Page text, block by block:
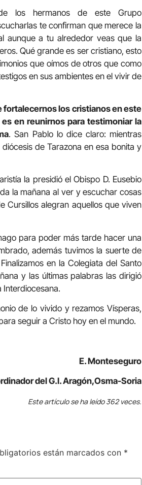
los hermanos de este Grupo
te confirman que merece la
aunque a tu alrededor veas que la
Qué grande es ser cristiano, esto
que oímos de otros que como
en sus ambientes en el vivir de
fortalecernos los cristianos en este
en reunirnos para testimoniar la
. San Pablo lo dice claro: mientras
de Tarazona en esa bonita y
la presidió el Obispo D. Eusebio
la mañana al ver y escuchar cosas
Cursillos alegran aquellos que viven
para poder más tarde hacer una
además tuvimos la suerte de
en la Colegiata del Santo
y las últimas palabras las dirigió
Interdiocesana.
de lo vivido y rezamos Vísperas,
seguir a Cristo hoy en el mundo.
E. Monteseguro
del G.I. Aragón,Osma-Soria
Este artículo se ha leído 362 veces.
están marcados con *